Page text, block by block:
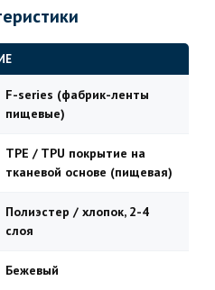
F-series (фабрик-ленты
пищевые)
TPE / TPU покрытие на
тканевой основе (пищевая)
Полиэстер / хлопок, 2-4
слоя
Бежевый